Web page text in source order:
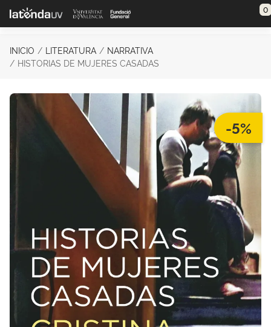
Saltar al contenido principal 0
INICIO LITERATURA
NARRATIVA
HISTORIAS DE MUJERES CASADAS
-5%